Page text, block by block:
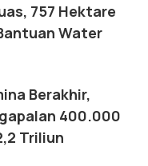
757 Hektare
Water
Berakhir,
400.000
Triliun